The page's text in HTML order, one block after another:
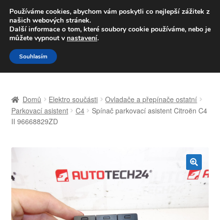
DOPRAVA od 139,-Kč
Volejte po-pá 9-16 704 494 494
Přeskočit
na
navigaci
Přejít
k
obsahu
Celosvětová doprava
Košík
Můj účet
Domů Elektro součásti
Ovladače a přepínače ostatní
Parkovací asistent
C4
Spínač parkovací asistent Citroën C4
II 96668829ZD
🔍
Používáme cookies, abychom vám poskytli co nejlepší zážitek z
našich webových stránek.
Další informace o tom, které soubory cookie používáme, nebo je
můžete vypnout v nastavení.
Souhlasím